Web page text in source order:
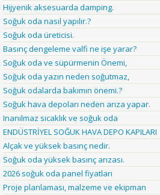
Hijyenik aksesuarda damping.
Soğuk oda nasıl yapılır.?
Soğuk oda üreticisi.
Basınç dengeleme valfi ne işe yarar?
Soğuk oda ve süpürmenin Önemi,
Soğuk oda yazın neden soğutmaz,
Soğuk odalarda bakımın önemi.?
Soğuk hava depoları neden arıza yapar.
Inanılmaz sıcaklık ve soğuk oda
ENDÜSTRİYEL SOĞUK HAVA DEPO KAPILARI
Alçak ve yüksek basınç nedir.
Soğuk oda yüksek basınç arızası.
2026 soğuk oda panel fiyatları
Proje planlaması, malzeme ve ekipman